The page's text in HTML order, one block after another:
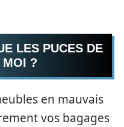
LES PUCES DE
MOI ?
en mauvais
vos bagages